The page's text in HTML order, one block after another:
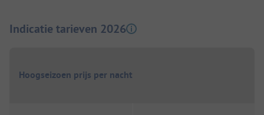
Indicatie tarieven 2026
Hoogseizoen prijs per nacht